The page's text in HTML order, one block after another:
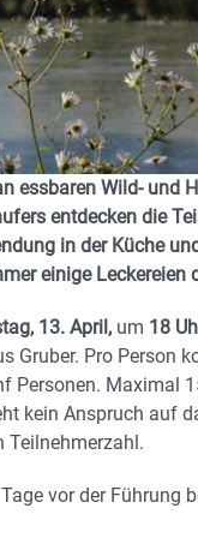
essbaren Wild- und
entdecken die
in der Küche
einige Leckereien
13. April, um 18
Gruber. Pro Person
Personen. Maximal
kein Anspruch auf
Teilnehmerzahl.
vor der Führung